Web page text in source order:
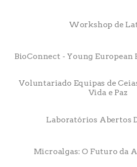
Workshop de
BioConnect - Young
Voluntariado Equipas de
Vida e Paz
Laboratórios Abertos
Microalgas: O Futuro da